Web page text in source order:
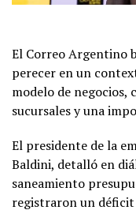
El Correo Argentino
perecer en un
modelo de negocios,
sucursales y una
El presidente de la
Baldini, detalló en
saneamiento
registraron un déficit